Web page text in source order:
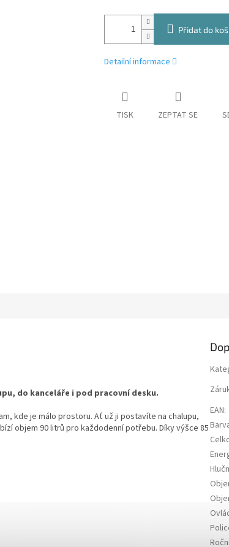
Přidat do
Detailní informace
TISK ZEPTAT SE
do kanceláře i pod pracovní desku.
kde je málo prostoru. Ať už ji postavíte na chalupu,
objem 90 litrů pro každodenní potřebu. Díky výšce 85
EAN: